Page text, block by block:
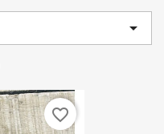

favorite_border